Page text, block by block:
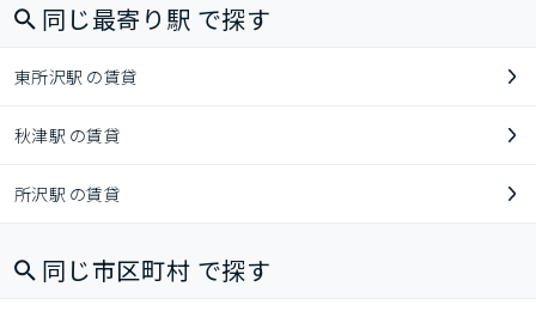
同じ最寄り駅 で探す
東所沢駅 の賃貸
秋津駅 の賃貸
所沢駅 の賃貸
同じ市区町村 で探す